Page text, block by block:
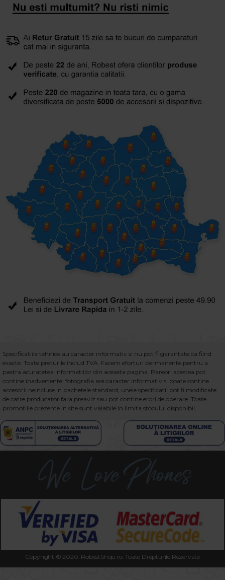
Specificatiile tehnice au caracter informativ si nu pot fi garantate ca fiind
exacte. Toate preturile includ TVA. Facem eforturi permanente pentru a
pastra acuratetea informatiilor din aceasta pagina. Rareori acestea pot
contine inadvertente: fotografia are caracter informativ si poate contine
accesorii neincluse in pachetele standard, unele specificatii pot fi modificate
de catre producator fara preaviz sau pot contine erori de operare. Toate
promotiile prezente in site sunt valabile in limita stocului disponibil.
Copyright © 2020. RobestShop.ro. Toate Drepturile Rezervate